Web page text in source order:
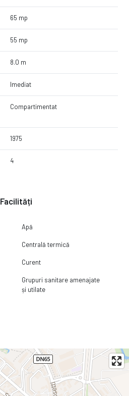
65 mp
55 mp
8.0 m
Imediat
Compartimentat
1975
4
Facilități
Apă
Centrală termică
Curent
Grupuri sanitare amenajate
și utilate